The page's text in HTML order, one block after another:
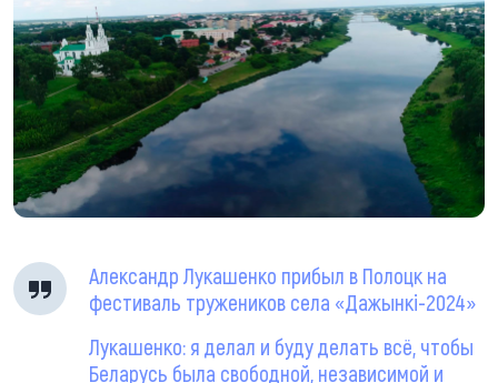
Александр Лукашенко прибыл в Полоцк на
фестиваль тружеников села «Дажынкi-2024»
Лукашенко: я делал и буду делать всё, чтобы
Беларусь была свободной, независимой и